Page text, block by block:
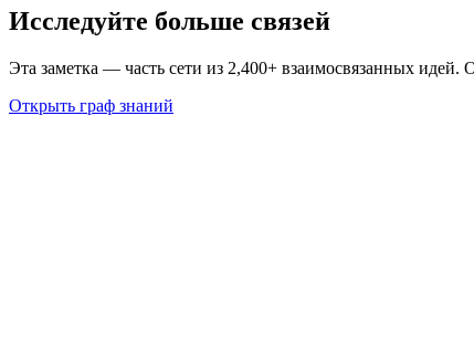
Исследуйте больше связей
Эта заметка — часть сети из 2,400+ взаимосвязанных
Открыть граф знаний